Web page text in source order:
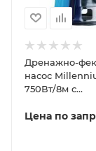
Дренажно-
насос
750Вт/8м с
корпусом
Цена по